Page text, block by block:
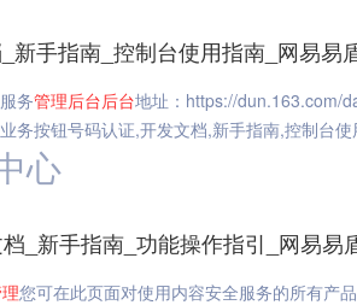
新手指南_控制台使用指南_网易易
务管理后台后台地址：https://dun.163.com/
务按钮号码认证,开发文档,新手指南,控制台使
心
_新手指南_功能操作指引_网易易
您可在此页面对使用内容安全服务的所有产